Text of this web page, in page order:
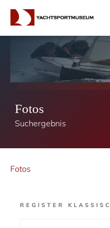
Fotos
Suchergebnis
Fotos
REGISTER